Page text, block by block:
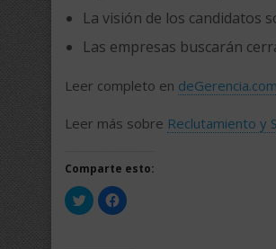
La visión de los candidatos
Las empresas buscarán
Leer completo en deGerencia.com
Leer más sobre Reclutamiento y
Comparte esto:
Haz
clic
para
Haz
clic